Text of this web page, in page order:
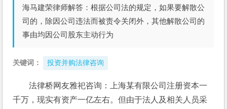
海马建荣律师解答：根据公司法的规定，如果要解散公
司的，除因公司违法而被责令关闭外，其他解散公司的
事由均因公司股东主动行为
关键词： 投资并购法律咨询
法律桥网友雅祀咨询：上海某有限公司注册资本一
千万，现实有资产一亿左右。但由于法人及相关人员采